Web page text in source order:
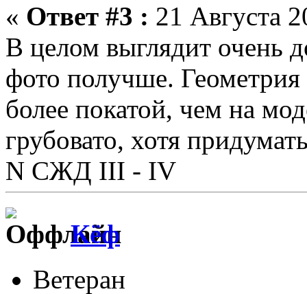
« Ответ #3 : 21 Августа
В целом выглядит очень
фото получше.
более покатой, чем на
грубовато, хотя
N СЖД III - IV
Кёф
Ветеран